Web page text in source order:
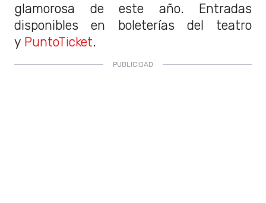
glamorosa de este año. Entradas
disponibles en boleterías del teatro
y PuntoTicket.